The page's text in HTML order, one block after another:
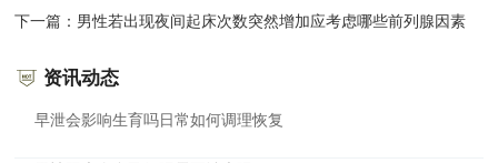
下一篇： 男性若出现夜间起床次数突然增加应考虑哪些前列腺因素
资讯动态
早泄会影响生育吗日常如何调理恢复